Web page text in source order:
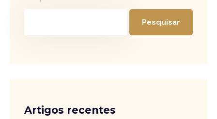
Pesquisar
Artigos recentes